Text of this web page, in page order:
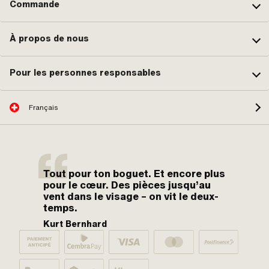
Commande
À propos de nous
Pour les personnes responsables
Français
Tout pour ton boguet. Et encore plus
pour le cœur. Des pièces jusqu’au
vent dans le visage – on vit le deux-
temps.
Kurt Bernhard